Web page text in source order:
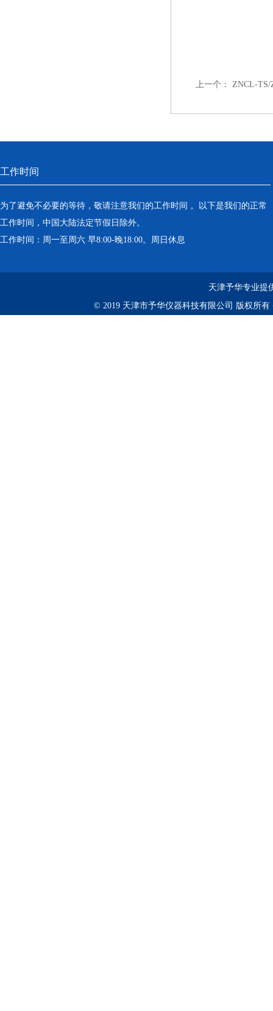
上一个： ZNCL-TS/
工作时间
为了避免不必要的等待，敬请注意我们的工作时间 。以下是我们的正常
工作时间，中国大陆法定节假日除外。
工作时间：周一至周六 早8:00-晚18:00。周日休息
天津予华专业提
© 2019 天津市予华仪器科技有限公司 版权所有